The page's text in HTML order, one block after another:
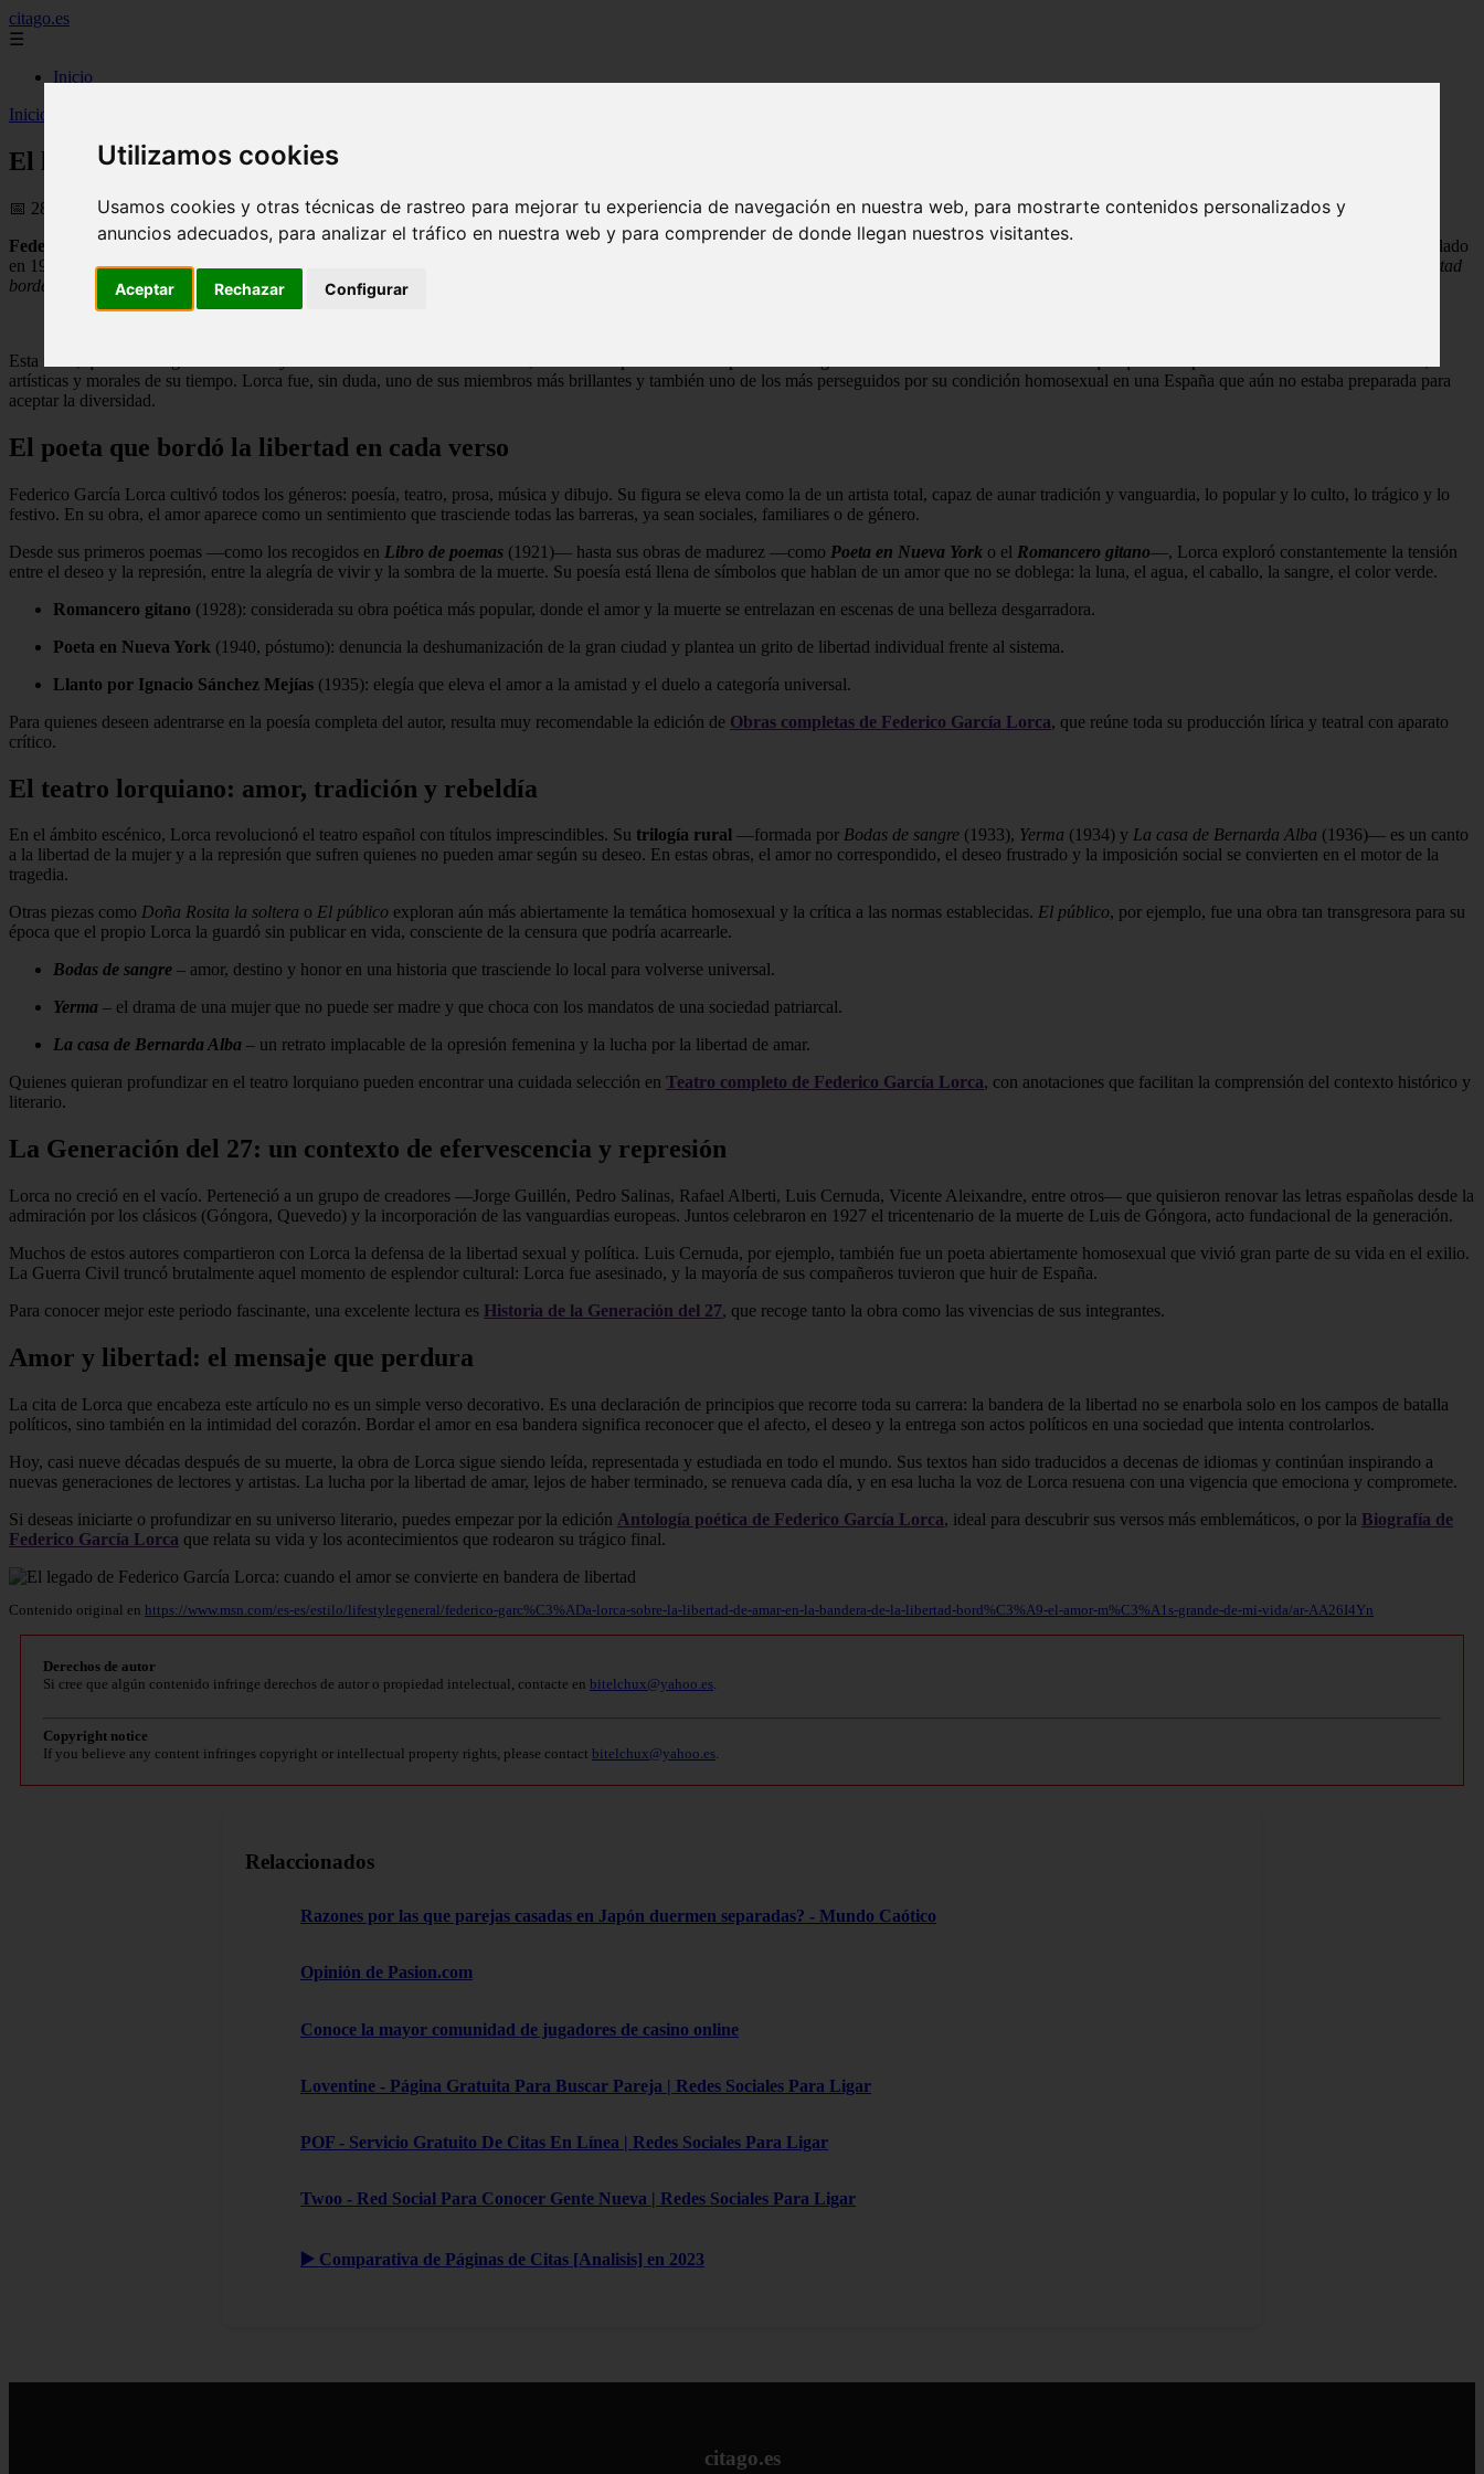
Utilizamos cookies
Usamos cookies y otras técnicas de rastreo para mejorar tu experiencia de navegación en nuestra web, para mostrarte contenidos personalizados y
anuncios adecuados, para analizar el tráfico en nuestra web y para comprender de donde llegan nuestros visitantes.
Aceptar Rechazar Configurar
citago.es
☰
Inicio
Inicio
El legado de Federico García Lorca: cuando el amor se convierte en bandera de libertad
📅 28/06/2026
Federico García Lorcano solo fue uno de los grandes nombres de la literatura en español, sino también un símbolo de la lucha por la libertad afectiva. Nacido en Fuente Vaqueros (Granada) en 1898 y fusilado
en 1936 al inicio de la Guerra Civil, su obra y su vida quedaron marcadas por una defensa apasionada del derecho a amar sin ataduras ni prejuicios. Como escribió el propio poeta:
«En la bandera de la libertad
bordé el amor más grande de mi vida».
Esta frase, que el autor granadino incluyó en uno de sus textos más íntimos, resume a la perfección el espíritu de una generación —la
artísticas y morales de su tiempo. Lorca fue, sin duda, uno de sus miembros más brillantes y también uno de los más perseguidos por su condición homosexual en una España que aún no estaba preparada para
aceptar la diversidad.
El poeta que bordó la libertad en cada verso
Federico García Lorca cultivó todos los géneros: poesía, teatro, prosa, música y dibujo. Su figura se eleva como la de un artista total, capaz de aunar tradición y vanguardia, lo popular y lo culto, lo trágico y lo
festivo. En su obra, el amor aparece como un sentimiento que trasciende todas las barreras, ya sean sociales, familiares o de género.
Desde sus primeros poemas —como los recogidos en Libro de poemas (1921)— hasta sus obras de madurez —como Poeta en Nueva York o el Romancero gitano—, Lorca exploró constantemente la tensión
entre el deseo y la represión, entre la alegría de vivir y la sombra de la muerte. Su poesía está llena de símbolos que hablan de un amor que no se doblega: la luna, el agua, el caballo, la sangre, el color verde.
Romancero gitano (1928): considerada su obra poética más popular, donde el amor y la muerte se entrelazan en escenas de una belleza desgarradora.
Poeta en Nueva York (1940, póstumo): denuncia la deshumanización de la gran ciudad y plantea un grito de libertad individual frente al sistema.
Llanto por Ignacio Sánchez Mejías (1935): elegía que eleva el amor a la amistad y el duelo a categoría universal.
Para quienes deseen adentrarse en la poesía completa del autor, resulta muy recomendable la edición de Obras completas de Federico García Lorca, que reúne toda su producción lírica y teatral con aparato
crítico.
El teatro lorquiano: amor, tradición y rebeldía
En el ámbito escénico, Lorca revolucionó el teatro español con títulos imprescindibles. Su trilogía rural —formada por Bodas de sangre (1933), Yerma (1934) y La casa de Bernarda Alba (1936)— es un canto
a la libertad de la mujer y a la represión que sufren quienes no pueden amar según su deseo. En estas obras, el amor no correspondido, el deseo frustrado y la imposición social se convierten en el motor de la
tragedia.
Otras piezas como Doña Rosita la soltera o El público exploran aún más abiertamente la temática homosexual y la crítica a las normas establecidas. El público, por ejemplo, fue una obra tan transgresora para su
época que el propio Lorca la guardó sin publicar en vida, consciente de la censura que podría acarrearle.
Bodas de sangre – amor, destino y honor en una historia que trasciende lo local para volverse universal.
Yerma – el drama de una mujer que no puede ser madre y que choca con los mandatos de una sociedad patriarcal.
La casa de Bernarda Alba – un retrato implacable de la opresión femenina y la lucha por la libertad de amar.
Quienes quieran profundizar en el teatro lorquiano pueden encontrar una cuidada selección en Teatro completo de Federico García Lorca, con anotaciones que facilitan la comprensión del contexto histórico y
literario.
La Generación del 27: un contexto de efervescencia y represión
Lorca no creció en el vacío. Perteneció a un grupo de creadores —Jorge Guillén, Pedro Salinas, Rafael Alberti, Luis Cernuda, Vicente Aleixandre, entre otros— que quisieron renovar las letras españolas desde la
admiración por los clásicos (Góngora, Quevedo) y la incorporación de las vanguardias europeas. Juntos celebraron en 1927 el tricentenario de la muerte de Luis de Góngora, acto fundacional de la generación.
Muchos de estos autores compartieron con Lorca la defensa de la libertad sexual y política. Luis Cernuda, por ejemplo, también fue un poeta abiertamente homosexual que vivió gran parte de su vida en el exilio.
La Guerra Civil truncó brutalmente aquel momento de esplendor cultural: Lorca fue asesinado, y la mayoría de sus compañeros tuvieron que huir de España.
Para conocer mejor este periodo fascinante, una excelente lectura es Historia de la Generación del 27, que recoge tanto la obra como las vivencias de sus integrantes.
Amor y libertad: el mensaje que perdura
La cita de Lorca que encabeza este artículo no es un simple verso decorativo. Es una declaración de principios que recorre toda su carrera: la bandera de la libertad no se enarbola solo en los campos de batalla
políticos, sino también en la intimidad del corazón. Bordar el amor en esa bandera significa reconocer que el afecto, el deseo y la entrega son actos políticos en una sociedad que intenta controlarlos.
Hoy, casi nueve décadas después de su muerte, la obra de Lorca sigue siendo leída, representada y estudiada en todo el mundo. Sus textos han sido traducidos a decenas de idiomas y continúan inspirando a
nuevas generaciones de lectores y artistas. La lucha por la libertad de amar, lejos de haber terminado, se renueva cada día, y en esa lucha la voz de Lorca resuena con una vigencia que emociona y compromete.
Si deseas iniciarte o profundizar en su universo literario, puedes empezar por la edición Antología poética de Federico García Lorca, ideal para descubrir sus versos más emblemáticos, o por la Biografía de
Federico García Lorca que relata su vida y los acontecimientos que rodearon su trágico final.
Contenido original en https://www.msn.com/es-es/estilo/lifestylegeneral/federico-garc%C3%ADa-lorca-sobre-la-libertad-de-amar-en-la-bandera-de-la-libertad-bord%C3%A9-el-amor-m%C3%A1s-grande-de-mi-vida/ar-AA26I4Yn
Derechos de autor
Si cree que algún contenido infringe derechos de autor o propiedad intelectual, contacte en bitelchux@yahoo.es
Copyright notice
If you believe any content infringes copyright or intellectual property rights, please contact bitelchux@yahoo.es
Relaccionados
Razones por las que parejas casadas en Japón duermen separadas? - Mundo Caótico
Opinión de Pasion.com
Conoce la mayor comunidad de jugadores de casino online
Loventine - Página Gratuita Para Buscar Pareja | Redes Sociales Para Ligar
POF - Servicio Gratuito De Citas En Línea | Redes Sociales Para Ligar
Twoo - Red Social Para Conocer Gente Nueva | Redes Sociales Para Ligar
▶️ Comparativa de Páginas de Citas [Analisis] en 2023
citago.es